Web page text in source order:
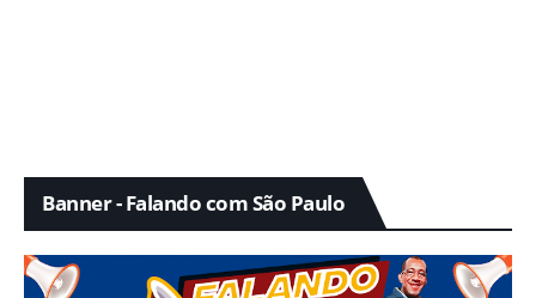
Banner - Falando com São Paulo